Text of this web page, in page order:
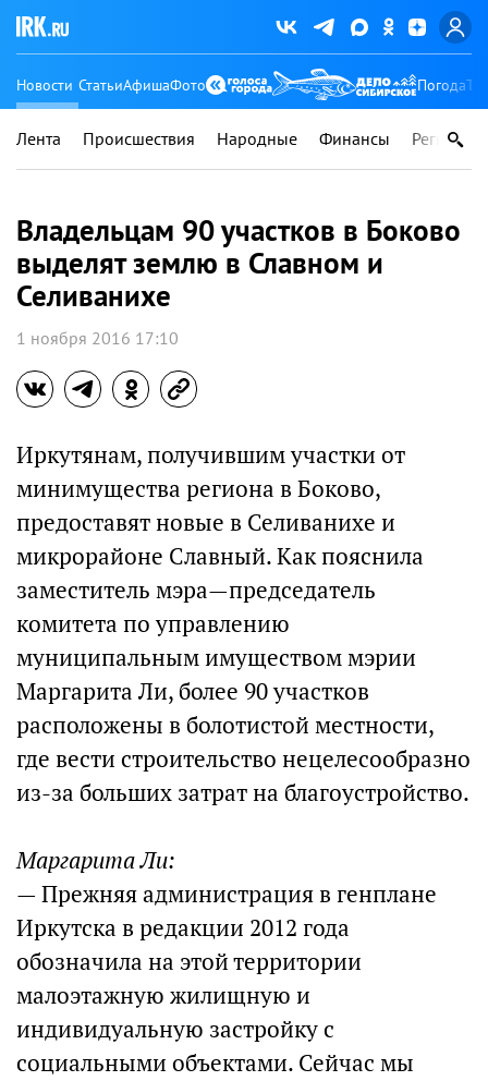
Новости СтатьиАфишаФото Погода
Лента Происшествия Народные Финансы Регионы
Владельцам 90 участков в Боково
выделят землю в Славном и
Селиванихе
1 ноября 2016 17:10
Иркутянам, получившим участки от
минимущества региона в Боково,
предоставят новые в Селиванихе и
микрорайоне Славный. Как пояснила
заместитель мэра—председатель
комитета по управлению
муниципальным имуществом мэрии
Маргарита Ли, более 90 участков
расположены в болотистой местности,
где вести строительство нецелесообразно
из-за больших затрат на благоустройство.
Маргарита Ли:
— Прежняя администрация в генплане
Иркутска в редакции 2012 года
обозначила на этой территории
малоэтажную жилищную и
индивидуальную застройку с
социальными объектами. Сейчас мы